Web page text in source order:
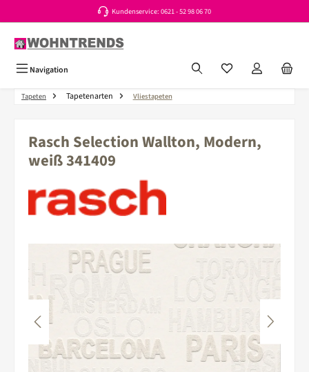
Kundenservice: 0621 - 52 98 06 70
Navigation Du hast 0 Produkte
Tapeten Tapetenarten Vliestapeten
Rasch Selection Wallton, Modern,
weiß 341409
Bildergalerie überspringen